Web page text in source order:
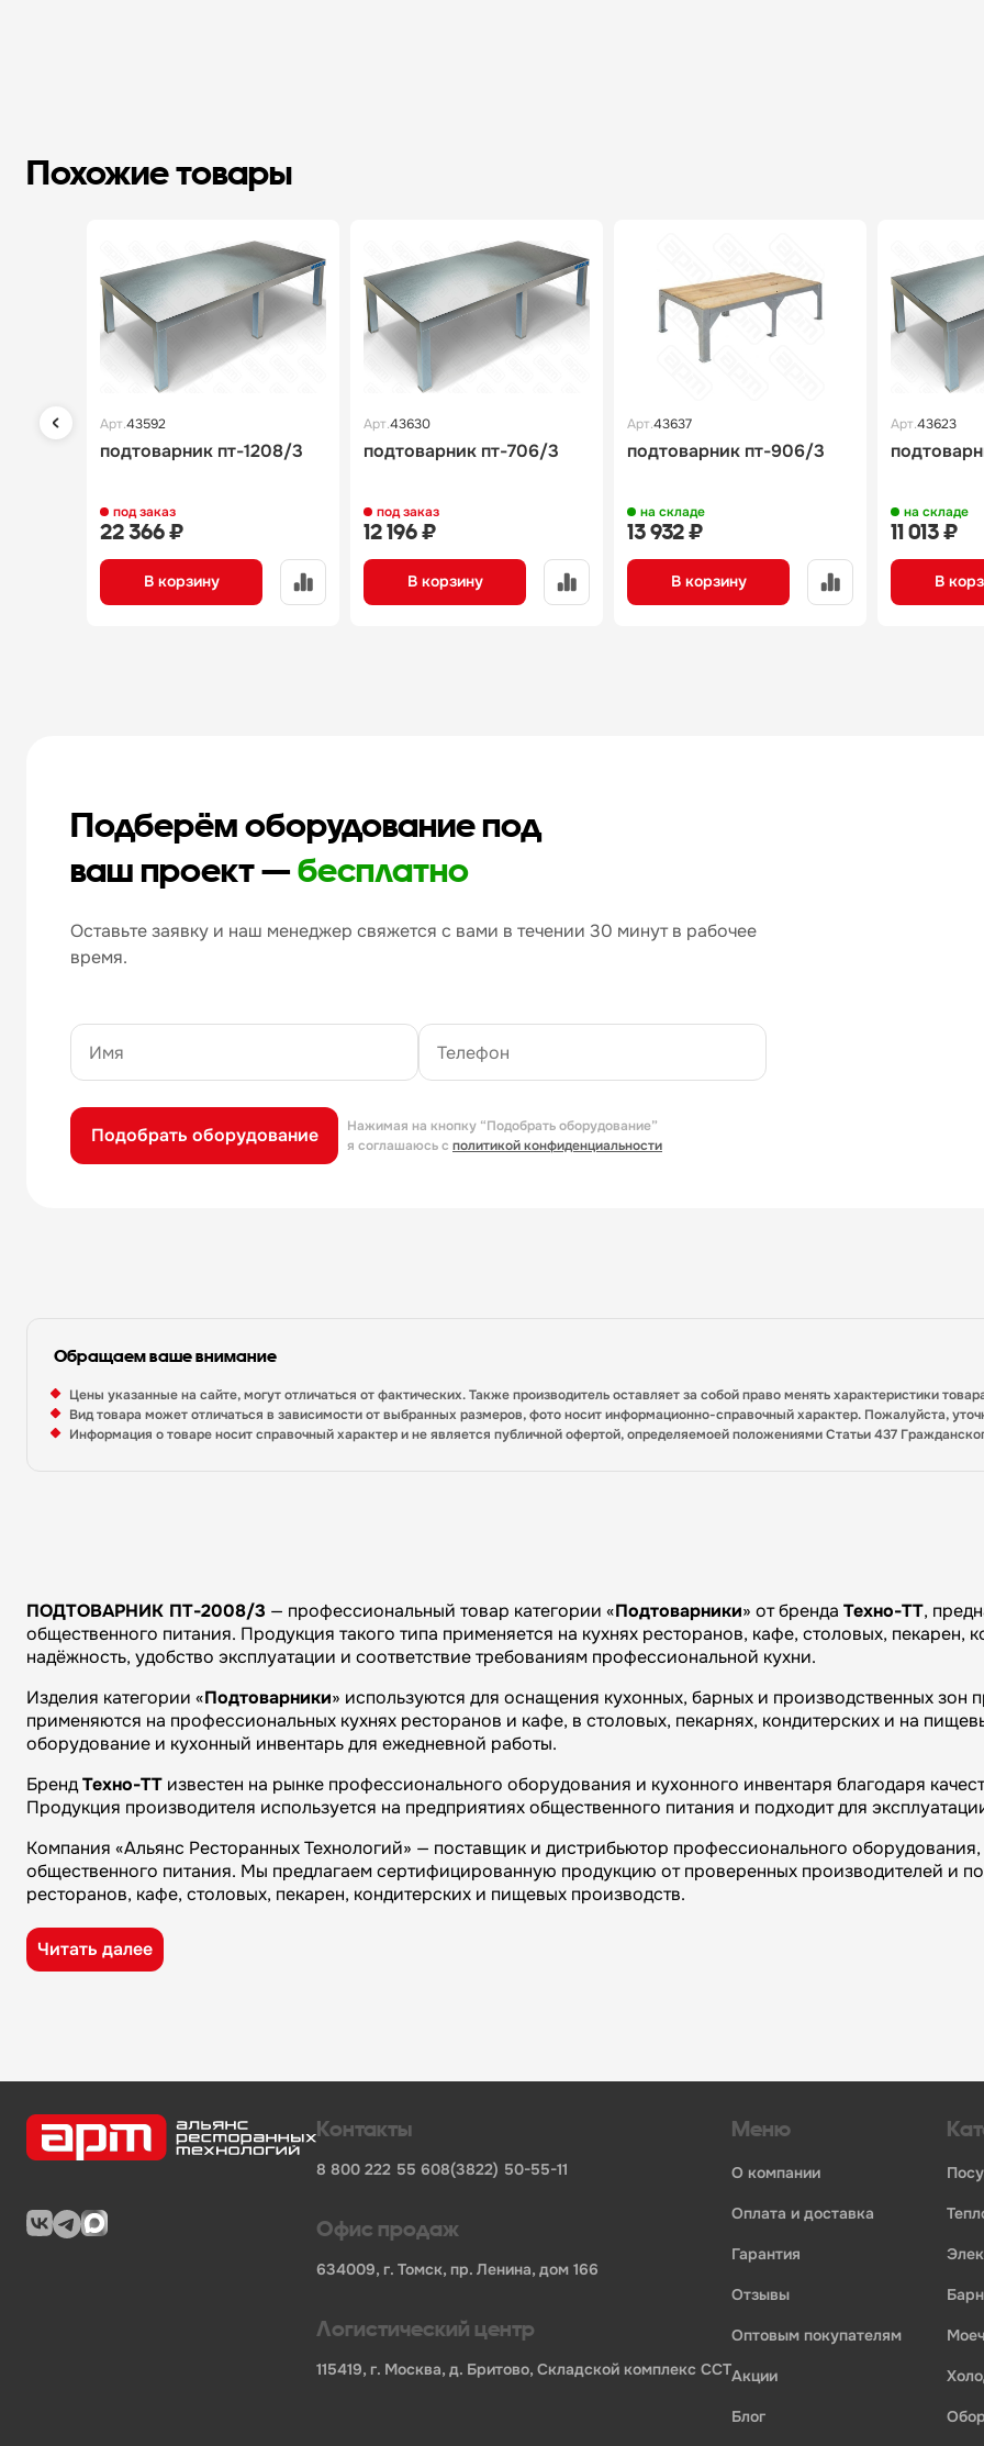
Похожие товары
Арт.43592
подтоварник пт-1208/3
под заказ
22 366 ₽
В корзину
Арт.43630
подтоварник пт-706/3
под заказ
12 196 ₽
В корзину
Арт.43637
подтоварник пт-906/3
на складе
13 932 ₽
В корзину
Арт.43623
на складе
11 013 ₽
В
Подберём оборудование под
ваш проект —бесплатно
Оставьте заявку и наш менеджер свяжется с вами в течении 30 минут в рабочее
время.
Подобрать оборудование
Нажимая на кнопку “Подобрать оборудование”
я соглашаюсь с политикой конфиденциальности
Обращаем ваше внимание
Цены указанные на сайте, могут отличаться от фактических. Также производитель оставляет за собой право менять характеристики
Вид товара может отличаться в зависимости от выбранных размеров, фото носит информационно-справочный характер. Пожалуйста,
Информация о товаре носит справочный характер и не является публичной офертой, определяемоей положениями Статьи 437
ПОДТОВАРНИК ПТ-2008/3 — профессиональный товар категории «Подтоварники» от бренда Техно-ТТ,
общественного питания. Продукция такого типа применяется на кухнях ресторанов, кафе, столовых, пекарен,
надёжность, удобство эксплуатации и соответствие требованиям профессиональной кухни.
Изделия категории «Подтоварники» используются для оснащения кухонных, барных и производственных зон
применяются на профессиональных кухнях ресторанов и кафе, в столовых, пекарнях, кондитерских и на
оборудование и кухонный инвентарь для ежедневной работы.
БрендТехно-ТТ известен на рынке профессионального оборудования и кухонного инвентаря благодаря
Продукция производителя используется на предприятиях общественного питания и подходит для
Компания «Альянс Ресторанных Технологий» — поставщик и дистрибьютор профессионального
общественного питания. Мы предлагаем сертифицированную продукцию от проверенных производителей и
ресторанов, кафе, столовых, пекарен, кондитерских и пищевых производств.
Преимущества компании «Альянс Ресторанных Технологий»:
широкий ассортимент оборудования, кухонного инвентаря и посуды для HoReCa
Бренд - Техно-ТТ
Ширина НЕТТО, мм
Высота НЕТТО, мм
Читать далее
Контакты
8 800 222 55 608(3822) 50-55-11
Офис продаж
634009, г. Томск, пр. Ленина, дом 166
Логистический центр
115419, г. Москва, д. Бритово, Складской комплекс ССТ
Меню
о компании
оплата и доставка
гарантия
отзывы
оптовым покупателям
акции
блог